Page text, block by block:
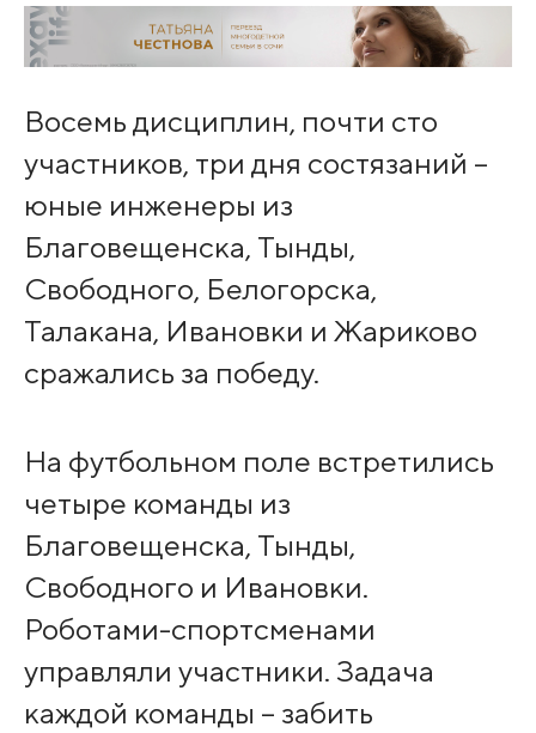
Восемь дисциплин, почти сто
участников, три дня состязаний –
юные инженеры из
Благовещенска, Тынды,
Свободного, Белогорска,
Талакана, Ивановки и Жариково
сражались за победу.
На футбольном поле встретились
четыре команды из
Благовещенска, Тынды,
Свободного и Ивановки.
Роботами-спортсменами
управляли участники. Задача
каждой команды – забить